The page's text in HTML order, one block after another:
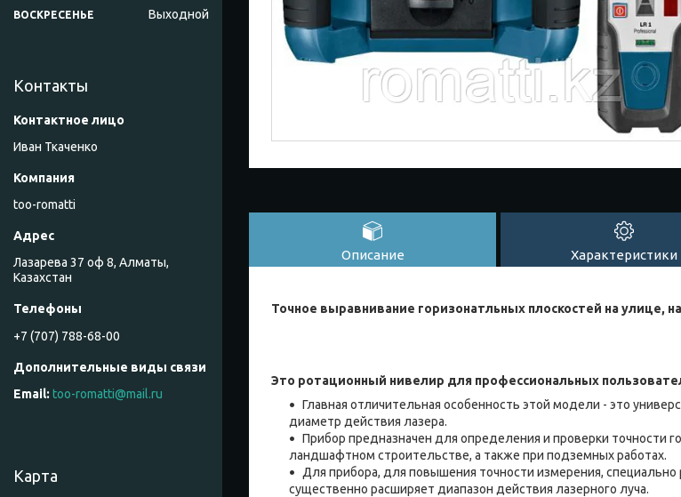
Описание Характеристики
Точное выравнивание горизонатльных плоскостей на улице,
Это ротационный нивелир для профессиональных
Главная отличительная особенность этой модели - это
диаметр действия лазера.
Прибор предназначен для определения и проверки точности
ландшафтном строительстве, а также при подземных работах.
Для прибора, для повышения точности измерения, специально
существенно расширяет диапазон действия лазерного луча.
ВОСКРЕСЕНЬЕ Выходной
Контакты
Иван Ткаченко
too-romatti
Лазарева 37 оф 8, Алматы,
Казахстан
+7 (707) 788-68-00
too-romatti@mail.ru
Карта